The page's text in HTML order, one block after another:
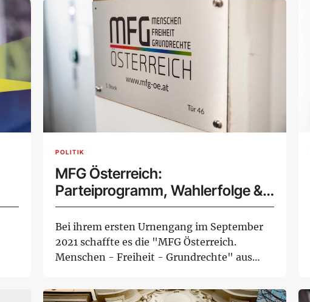
POLITIK
MFG Österreich:
Parteiprogramm, Wahlerfolge &
Rückschläge
Bei ihrem ersten Urnengang im September
2021 schaffte es die "MFG Österreich.
Menschen - Freiheit - Grundrechte" aus